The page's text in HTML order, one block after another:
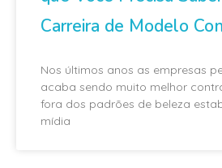
Carreira de Modelo
Nos últimos anos as empresas
acaba sendo muito melhor
fora dos padrões de beleza
mídia